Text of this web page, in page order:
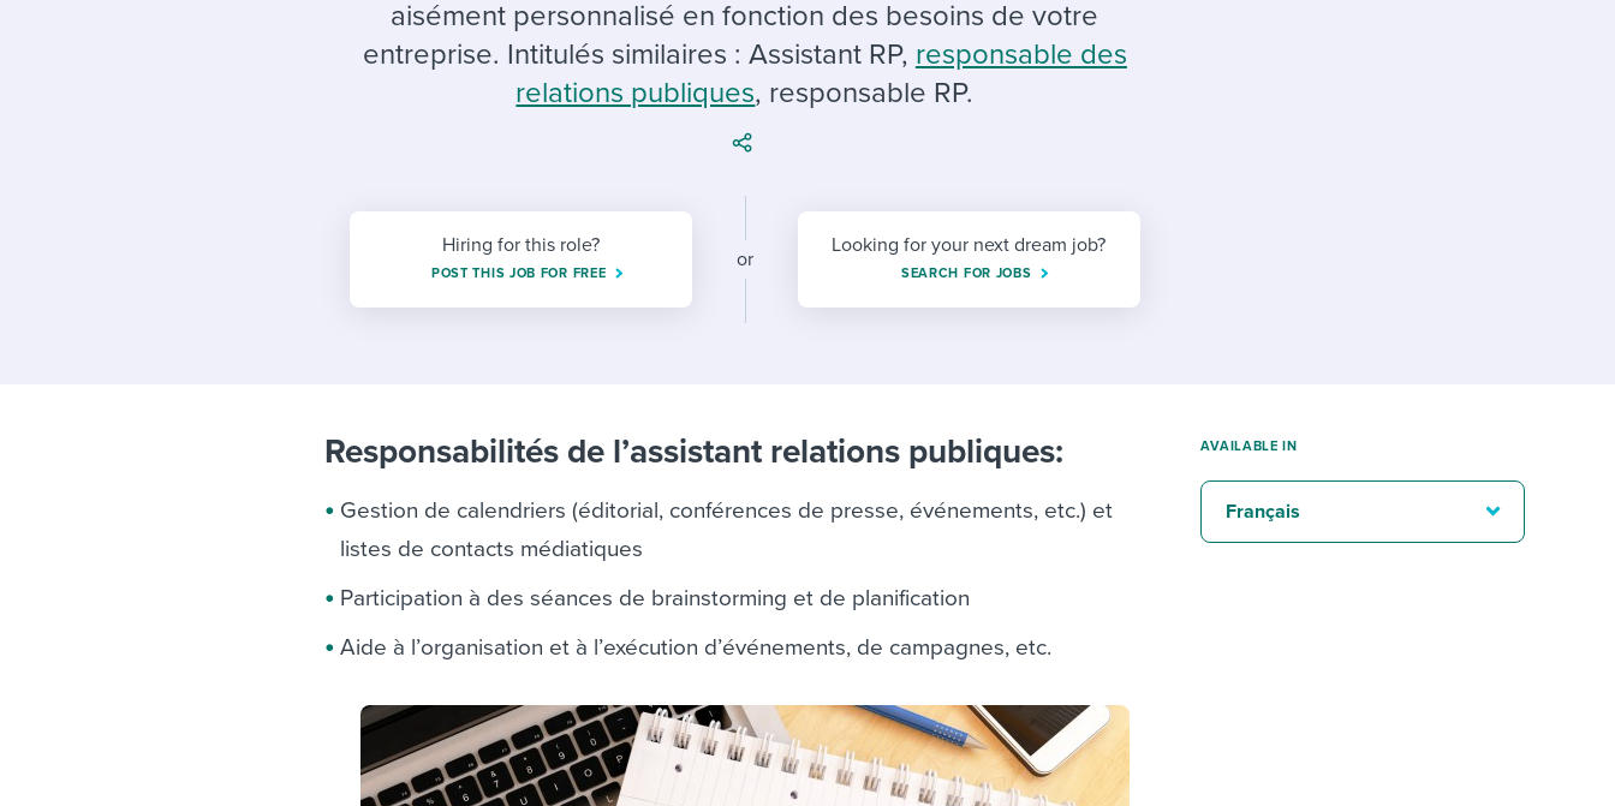
Candidate/employee experiences
Workable customer stories
Workable customer stories
Attend webinars & events Workable customer stories
aisément personnalisé en fonction des besoins de votre
entreprise. Intitulés similaires : Assistant RP, responsable des
relations publiques, responsable RP.
Hiring for this role?
POST THIS JOB FOR FREE
or
Looking for your next dream job?
SEARCH FOR JOBS
Responsabilités de l’assistant relations publiques:
Gestion de calendriers (éditorial, conférences de presse, événements, etc.) et
listes de contacts médiatiques
Participation à des séances de brainstorming et de planification
Aide à l’organisation et à l’exécution d’événements, de campagnes, etc.
AVAILABLE IN
Français